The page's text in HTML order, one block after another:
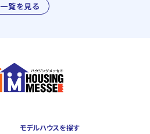
一覧を見る
モデルハウスを探す